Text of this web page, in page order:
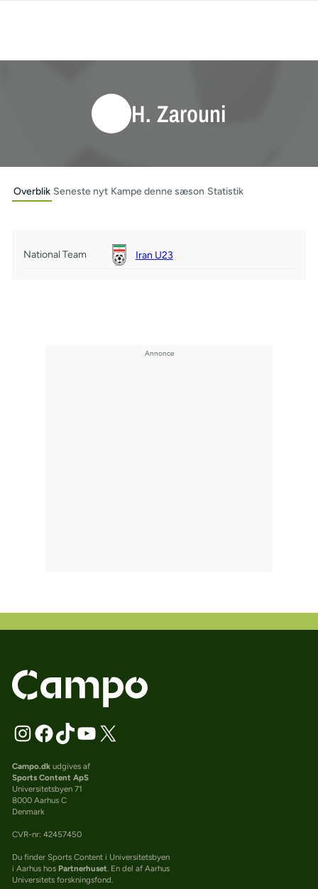
H. Zarouni
Overblik Seneste nyt Kampe denne sæson Statistik
National Team Iran U23
Campo.dkudgives af
Sports Content ApS
Universitetsbyen 71
8000 Aarhus C
Denmark
CVR-nr: 42457450
Du finder Sports Content i Universitetsbyen
i Aarhus hos Partnerhuset. En del af Aarhus
Universitets forskningsfond.